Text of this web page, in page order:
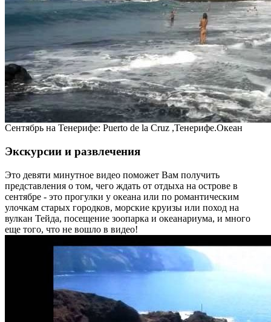
Сентябрь на Тенерифе: Puerto de la Cruz ,Тенерифе.Океан
Экскурсии и развлечения
Это девяти минутное видео поможет Вам получить
представления о том, чего ждать от отдыха на острове в
сентябре - это прогулки у океана или по романтическим
улочкам старых городков, морские круизы или поход на
вулкан Тейда, посещение зоопарка и океанариума, и много
еще того, что не вошло в видео!